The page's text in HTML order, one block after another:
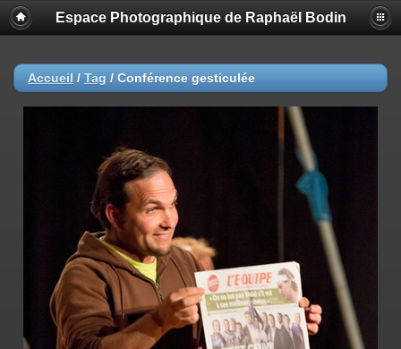
Espace Photographique de Raphaël Bodin
Accueil / Tag / Conférence gesticulée